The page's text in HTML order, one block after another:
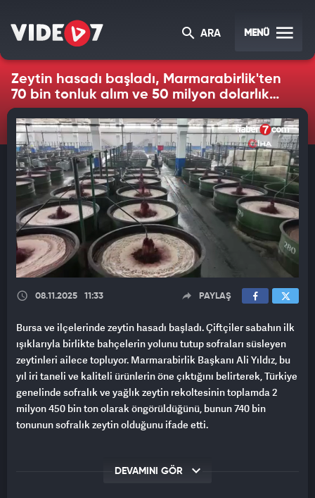
ARA MENÜ
Zeytin hasadı başladı, Marmarabirlik'ten
70 bin tonluk alım ve 50 milyon dolarlık
ihracat hedefi
08.11.2025 11:33 PAYLAŞ
Bursa ve ilçelerinde zeytin hasadı başladı. Çiftçiler sabahın ilk
ışıklarıyla birlikte bahçelerin yolunu tutup sofraları süsleyen
zeytinleri ailece topluyor. Marmarabirlik Başkanı Ali Yıldız, bu
yıl iri taneli ve kaliteli ürünlerin öne çıktığını belirterek, Türkiye
genelinde sofralık ve yağlık zeytin rekoltesinin toplamda 2
milyon 450 bin ton olarak öngörüldüğünü, bunun 740 bin
tonunun sofralık zeytin olduğunu ifade etti.
DEVAMINI GÖR